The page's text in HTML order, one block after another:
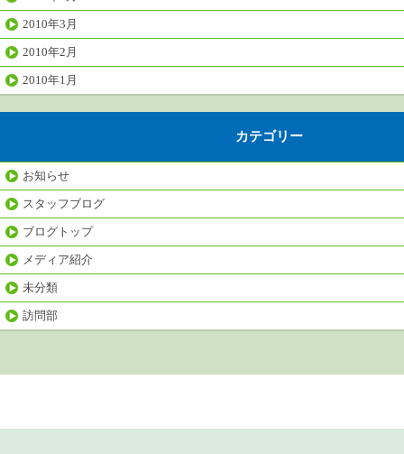
2010年3月
2010年2月
2010年1月
カテゴリー
お知らせ
スタッフブログ
ブログトップ
メディア紹介
未分類
訪問部